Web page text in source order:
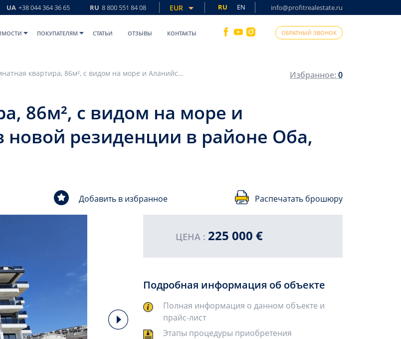
UA +38 044 364 36 65 RU 8 800 551 84 08 EUR RU EN info@profitrealestate.ru
ПОКУПАТЕЛЯМ СТАТЬИ ОТЗЫВЫ КОНТАКТЫ ОБРАТНЫЙ ЗВОНОК
Трехкомнатная квартира, 86м², с видом на море и Аланийскую крепость в новой резиденции в районе Оба, Алания Избранное:0
86м², с видом на море и
новой резиденции в районе Оба,
Добавить в избранное Распечатать брошюру
ЦЕНА : 225 000 €
Подробная информация об объекте
Полная информация о данном объекте и
прайс-лист
Этапы процедуры приобретения